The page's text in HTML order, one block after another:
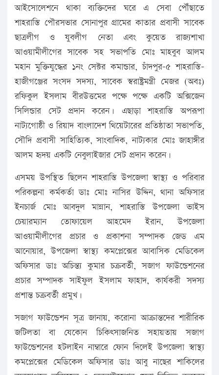
আইসোলেশনে থাকা ব্যক্তিদের ঘরে এ সেবা পৌঁছাতে
শাহরাস্তি পৌরসভার সোনাপুর গ্রামের কাতার প্রবাসী সাবেক
ছাত্রলীগ ও যুবলীগ নেতা এবং কুয়েত রাজ্যশাখা
আওয়ামীলীগের সাবেক সহ সভাপতি মোঃ মাহবুব আলম
মহান মুক্তিযুদ্ধের ১নং সেক্টর কমান্ডার, চাঁদপুর-৫ শাহরাস্তি-
হাজীগঞ্জের সংসদ সদস্য, সাবেক স্বরাষ্ট্রমন্ত্রী মেজর (অবঃ)
রফিকুল ইসলাম বীরউত্তমের পক্ষে পক্ষে একটি অক্সিজেন
সিলিন্ডার সেট প্রদান করেন। এছাড়া শাহরাস্তি অপরূপা
নাট্যগোষ্ঠী ও রিয়াদ বাংলাদেশ থিয়েটারের প্রতিষ্ঠাতা সভাপতি,
সৌদি প্রবাসী সাহিত্যিক, সাংবাদিক, নাট্যকার মোঃ জাহাঙ্গীর
আলম হৃদয় একটি নেবুলাইজার সেট প্রদান করেন।
এসময় উপস্থিত ছিলেন শাহরাস্তি উপজেলা স্বাস্থ্য ও পরিবার
পরিকল্পনা কর্মকর্তা ডাঃ মোঃ নাসির উদ্দিন, থানা অফিসার
ইনচার্জ মোঃ আবদুল মান্নান, শাহরাস্তি উপজেলা ভাইস
চেয়ারম্যান তোফায়েল আহমেদ ইরান, উপজেলা
আওয়ামীলীগের প্রচার ও প্রকাশনা সম্পাদক জেড এম
আনোয়ার, উপজেলা স্বাস্থ্য কমপ্লেক্সের আবাসিক মেডিকেল
অফিসার ডাঃ অচিন্ত্য কুমার চক্রবর্তী, সজাগ ফাউন্ডেশনের
প্রচার সম্পাদক সাইফুল ইসলাম ফাহাদ, কার্যকরী সদস্য
প্রশান্ত চক্রবর্তী প্রমুখ।
সজাগ ফাউন্ডেশন সূত্র জানায়, করোনা আক্রান্তদের শারীরিক
জটিলতা বা যেকোন চিকিৎসাজনিত সহায়তায় সজাগ
ফাউন্ডেশনের হটলাইন নাম্বারে ফোন দিলেই উপজেলা স্বাস্থ্য
কমপ্লেক্সের মেডিকেল অফিসার ডাঃ আবু নাছের শাকিলের